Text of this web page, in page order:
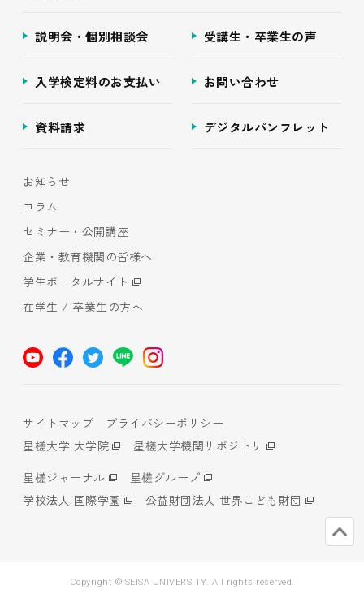
説明会・個別相談会 受講生・卒業生の声
入学検定料のお支払い お問い合わせ
資料請求 デジタルパンフレット
お知らせ
コラム
セミナー・公開講座
企業・教育機関の皆様へ
学生ポータルサイト
在学生 / 卒業生の方へ
サイトマップ
プライバシーポリシー
星槎大学 大学院
星槎大学機関リポジトリ
星槎ジャーナル
星槎グループ
学校法人 国際学園
公益財団法人 世界こども財団
Copyright © SEISA UNIVERSITY. All rights reserved.